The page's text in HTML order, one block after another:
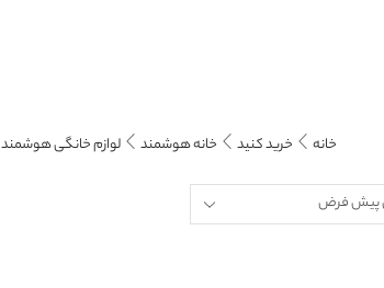
خانه خرید کنید خانه هوشمند لوازم خانگی هوشمند